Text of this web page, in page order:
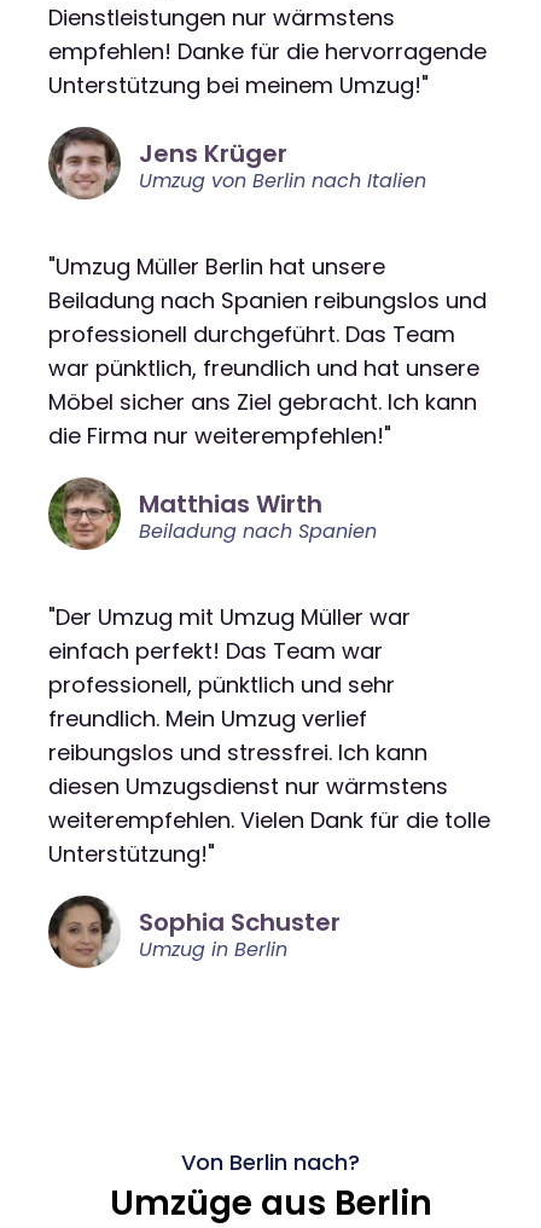
Dienstleistungen nur wärmstens
empfehlen! Danke für die hervorragende
Unterstützung bei meinem Umzug!"
Jens Krüger
Umzug von Berlin nach Italien
"Umzug Müller Berlin hat unsere
Beiladung nach Spanien reibungslos und
professionell durchgeführt. Das Team
war pünktlich, freundlich und hat unsere
Möbel sicher ans Ziel gebracht. Ich kann
die Firma nur weiterempfehlen!"
Matthias Wirth
Beiladung nach Spanien
"Der Umzug mit Umzug Müller war
einfach perfekt! Das Team war
professionell, pünktlich und sehr
freundlich. Mein Umzug verlief
reibungslos und stressfrei. Ich kann
diesen Umzugsdienst nur wärmstens
weiterempfehlen. Vielen Dank für die tolle
Unterstützung!"
Sophia Schuster
Umzug in Berlin
Von Berlin nach?
Umzüge aus Berlin